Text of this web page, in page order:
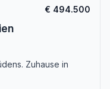
€ 494.500
Zuhause in